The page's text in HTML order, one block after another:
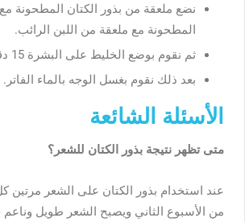
نضع ملعقة من بذور الكتان المطحونة
المطحونة مع ملعقة من اللبن الرائب.
ثم نقوم بوضع الخليط على البشرة 15 دقيقة.
بعد ذلك نقوم بغسل الوجه بالماء الفاتر.
الأسئلة الشائعة
متى تظهر نتيجة بذور الكتان للشعر؟
عند استخدام بذور الكتان على الشعر مرتين
من الأسبوع الثاني ويصبح الشعر طويل وناعم